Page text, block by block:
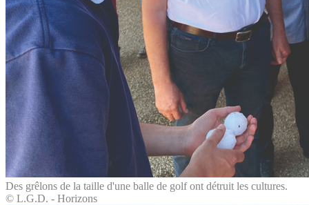
Des grêlons de la taille d'une balle de golf ont détruit les cultures.
© L.G.D. - Horizons